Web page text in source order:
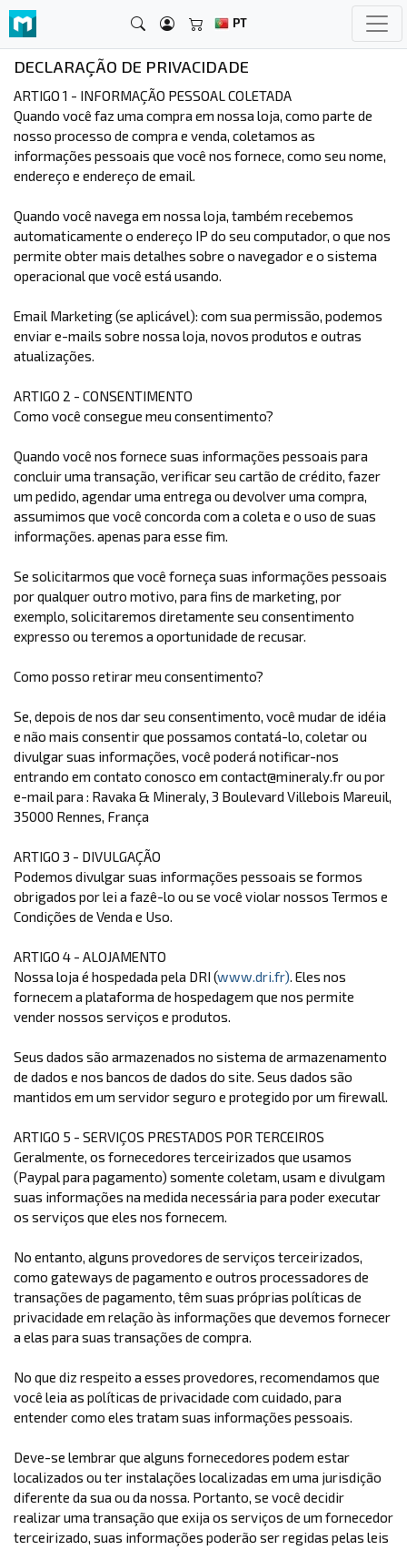
PT
DECLARAÇÃO DE PRIVACIDADE
ARTIGO 1 - INFORMAÇÃO PESSOAL COLETADA
Quando você faz uma compra em nossa loja, como parte de
nosso processo de compra e venda, coletamos as
informações pessoais que você nos fornece, como seu nome,
endereço e endereço de email.
Quando você navega em nossa loja, também recebemos
automaticamente o endereço IP do seu computador, o que nos
permite obter mais detalhes sobre o navegador e o sistema
operacional que você está usando.
Email Marketing (se aplicável): com sua permissão, podemos
enviar e-mails sobre nossa loja, novos produtos e outras
atualizações.
ARTIGO 2 - CONSENTIMENTO
Como você consegue meu consentimento?
Quando você nos fornece suas informações pessoais para
concluir uma transação, verificar seu cartão de crédito, fazer
um pedido, agendar uma entrega ou devolver uma compra,
assumimos que você concorda com a coleta e o uso de suas
informações. apenas para esse fim.
Se solicitarmos que você forneça suas informações pessoais
por qualquer outro motivo, para fins de marketing, por
exemplo, solicitaremos diretamente seu consentimento
expresso ou teremos a oportunidade de recusar.
Como posso retirar meu consentimento?
Se, depois de nos dar seu consentimento, você mudar de idéia
e não mais consentir que possamos contatá-lo, coletar ou
divulgar suas informações, você poderá notificar-nos
entrando em contato conosco em contact@mineraly.fr ou por
e-mail para : Ravaka & Mineraly, 3 Boulevard Villebois Mareuil,
35000 Rennes, França
ARTIGO 3 - DIVULGAÇÃO
Podemos divulgar suas informações pessoais se formos
obrigados por lei a fazê-lo ou se você violar nossos Termos e
Condições de Venda e Uso.
ARTIGO 4 - ALOJAMENTO
Nossa loja é hospedada pela DRI (www.dri.fr). Eles nos
fornecem a plataforma de hospedagem que nos permite
vender nossos serviços e produtos.
Seus dados são armazenados no sistema de armazenamento
de dados e nos bancos de dados do site. Seus dados são
mantidos em um servidor seguro e protegido por um firewall.
ARTIGO 5 - SERVIÇOS PRESTADOS POR TERCEIROS
Geralmente, os fornecedores terceirizados que usamos
(Paypal para pagamento) somente coletam, usam e divulgam
suas informações na medida necessária para poder executar
os serviços que eles nos fornecem.
No entanto, alguns provedores de serviços terceirizados,
como gateways de pagamento e outros processadores de
transações de pagamento, têm suas próprias políticas de
privacidade em relação às informações que devemos fornecer
a elas para suas transações de compra.
No que diz respeito a esses provedores, recomendamos que
você leia as políticas de privacidade com cuidado, para
entender como eles tratam suas informações pessoais.
Deve-se lembrar que alguns fornecedores podem estar
localizados ou ter instalações localizadas em uma jurisdição
diferente da sua ou da nossa. Portanto, se você decidir
realizar uma transação que exija os serviços de um fornecedor
terceirizado, suas informações poderão ser regidas pelas leis